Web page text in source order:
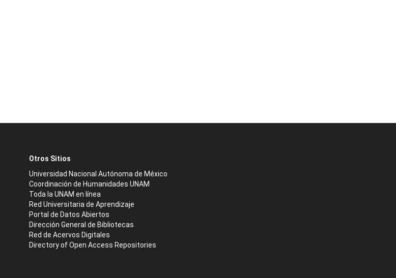
Otros Sitios
Universidad Nacional Autónoma de México
Coordinación de Humanidades UNAM
Toda la UNAM en línea
Red Universitaria de Aprendizaje
Portal de Datos Abiertos
Dirección General de Bibliotecas
Red de Acervos Digitales
Directory of Open Access Repositories